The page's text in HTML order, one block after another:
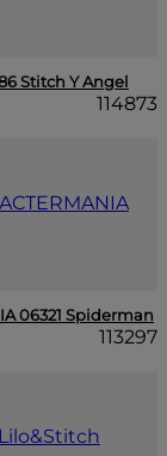
Stitch Y Angel
114873
06321 Spiderman
113297